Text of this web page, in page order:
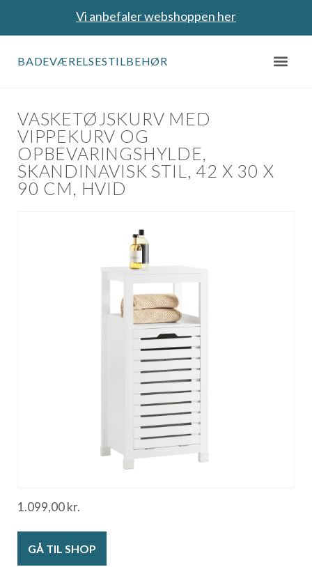
Vi anbefaler webshoppen her
BADEVÆRELSESTILBEHØR
VASKETØJSKURV MED
VIPPEKURV OG
OPBEVARINGSHYLDE,
SKANDINAVISK STIL, 42 X 30 X
90 CM, HVID
1.099,00kr.
GÅ TIL SHOP